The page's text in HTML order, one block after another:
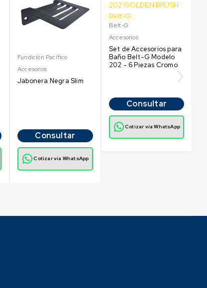
Fundición Pacífico
Accesorios
Jabonera Negra Slim
Consultar
Cotizar vía WhatsApp
Belt-G
Accesorios
Set de Accesorios para
Baño Belt-G Modelo
202 - 6 Piezas Cromo
Consultar
Cotizar vía WhatsApp